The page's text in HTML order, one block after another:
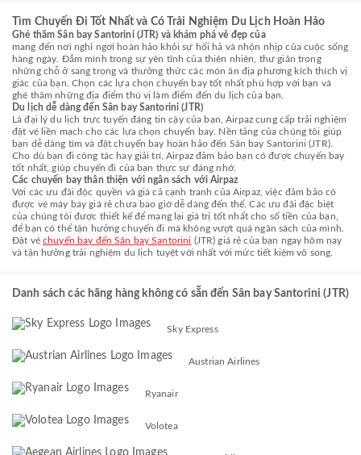
Tìm Chuyến Đi Tốt Nhất và Có Trải Nghiệm Du Lịch Hoàn Hảo
Ghé thăm Sân bay Santorini (JTR) và khám phá vẻ đẹp của
mang đến nơi nghỉ ngơi hoàn hảo khỏi sự hối hả và nhộn nhịp của cuộc sống
hàng ngày. Đắm mình trong sự yên tĩnh của thiên nhiên, thư giãn trong
những chỗ ở sang trọng và thưởng thức các món ăn địa phương kích thích vị
giác của bạn. Chọn các lựa chọn chuyến bay tốt nhất phù hợp với bạn và
ghé thăm những địa điểm thú vị làm điểm đến du lịch của bạn.
Du lịch dễ dàng đến Sân bay Santorini (JTR)
Là đại lý du lịch trực tuyến đáng tin cậy của bạn, Airpaz cung cấp trải nghiệm
đặt vé liền mạch cho các lựa chọn chuyến bay. Nền tảng của chúng tôi giúp
bạn dễ dàng tìm và đặt chuyến bay hoàn hảo đến Sân bay Santorini (JTR).
Cho dù bạn đi công tác hay giải trí, Airpaz đảm bảo bạn có được chuyến bay
tốt nhất, giúp chuyến đi của bạn thực sự đáng nhớ.
Các chuyến bay thân thiện với ngân sách với Airpaz
Với các ưu đãi độc quyền và giá cả cạnh tranh của Airpaz, việc đảm bảo có
được vé máy bay giá rẻ chưa bao giờ dễ dàng đến thế. Các ưu đãi đặc biệt
của chúng tôi được thiết kế để mang lại giá trị tốt nhất cho số tiền của bạn,
để bạn có thể tận hưởng chuyến đi mà không vượt quá ngân sách của mình.
Đặt vé chuyến bay đến Sân bay Santorini (JTR) giá rẻ của bạn ngay hôm nay
và tận hưởng trải nghiệm du lịch tuyệt vời nhất với mức tiết kiệm vô song.
Danh sách các hãng hàng không có sẵn đến Sân bay Santorini (JTR)
Sky Express
Austrian Airlines
Ryanair
Volotea